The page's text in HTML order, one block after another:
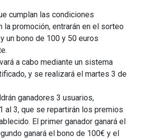
cumplan las condiciones
la promoción, entrarán en el sorteo
un bono de 100 y 50 euros
a cabo mediante un sistema
y se realizará el martes 3 de
ganadores 3 usuarios,
al 3, que se repartirán los premios
El primer ganador ganará el
ganará el bono de 100€ y el